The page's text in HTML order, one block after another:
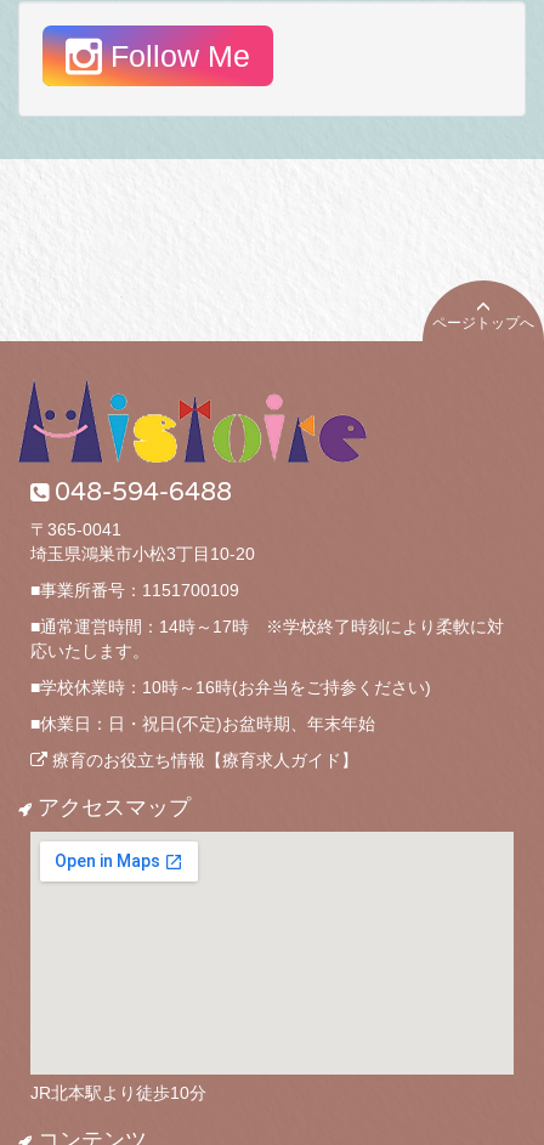
Follow Me
ページトップへ
048-594-6488
〒365-0041
埼玉県鴻巣市小松3丁目10-20
■事業所番号：1151700109
■通常運営時間：14時～17時 ※学校終了時刻により柔軟に対
応いたします。
■学校休業時：10時～16時(お弁当をご持参ください)
■休業日：日・祝日(不定)お盆時期、年末年始
療育のお役立ち情報【療育求人ガイド】
アクセスマップ
JR北本駅より徒歩10分
コンテンツ